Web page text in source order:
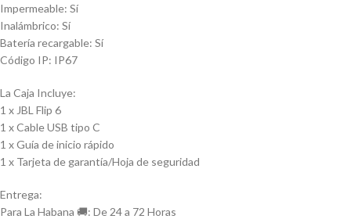
Impermeable: Sí
Inalámbrico: Sí
Batería recargable: Sí
Código IP: IP67
La Caja Incluye:
1 x JBL Flip 6
1 x Cable USB tipo C
1 x Guía de inicio rápido
1 x Tarjeta de garantía/Hoja de seguridad
Entrega:
Para La Habana 🚚: De 24 a 72 Horas